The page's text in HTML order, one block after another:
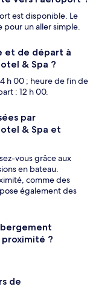
est disponible. Le
pour un aller simple.
et de départ à
& Spa ?
h 00 ; heure de fin de
: 12 h 00.
par
& Spa et
vous grâce aux
en bateau.
comme des
également des
proximité ?
de